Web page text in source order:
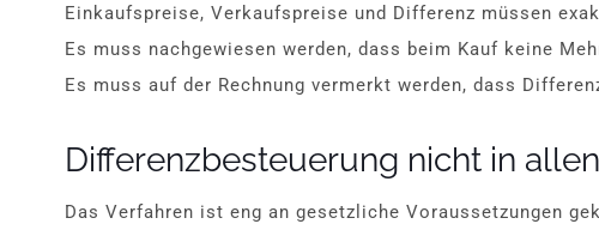
Einkaufspreise, Verkaufspreise und Differenz müssen
Es muss nachgewiesen werden, dass beim Kauf keine
Es muss auf der Rechnung vermerkt werden, dass
Differenzbesteuerung nicht in
Das Verfahren ist eng an gesetzliche Voraussetzungen